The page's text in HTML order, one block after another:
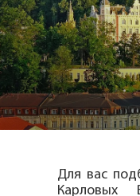
Для вас
Карловых